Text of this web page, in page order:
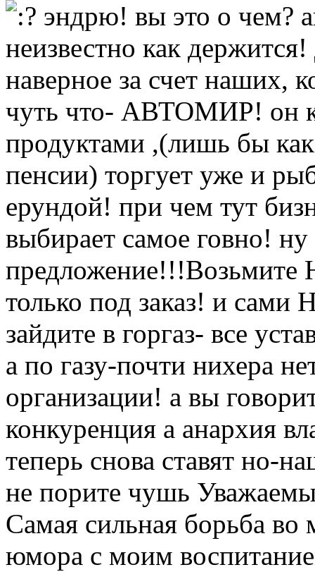
эндрю! вы это о чем?
неизвестно как
наверное за счет наших,
чуть что- АВТОМИР! он
продуктами ,(лишь бы
пенсии) торгует уже и
ерундой! при чем тут
выбирает самое говно!
предложение!!!Возьмите
только под заказ! и
зайдите в горгаз- все
а по газу-почти нихера
организации! а вы
конкуренция а анархия
теперь снова ставят но-
не порите чушь
Самая сильная борьба во
юмора с моим